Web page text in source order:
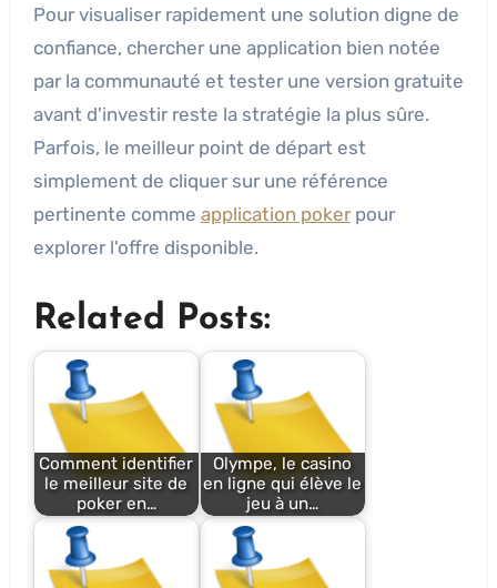
Pour visualiser rapidement une solution digne de
confiance, chercher une application bien notée
par la communauté et tester une version gratuite
avant d'investir reste la stratégie la plus sûre.
Parfois, le meilleur point de départ est
simplement de cliquer sur une référence
pertinente comme application pokerpour
explorer l'offre disponible.
Related Posts:
Comment identifier
le meilleur site de
poker en…
Olympe, le casino
en ligne qui élève le
jeu à un…